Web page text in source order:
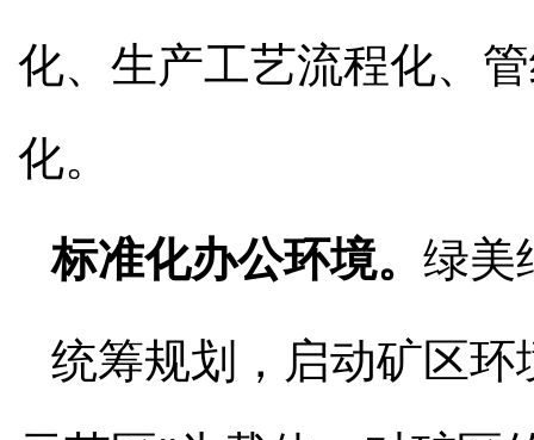
化、生产工艺流程化、
化。
标准化办公环境。绿美
统筹规划，启动矿区环